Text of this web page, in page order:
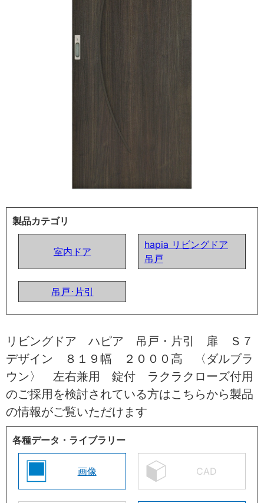
製品カテゴリ
室内ドア
hapia リビングドア
吊戸
吊戸･片引
リビングドア ハピア 吊戸・片引 扉 Ｓ７
デザイン ８１９幅 ２０００高 〈ダルブラ
ウン〉 左右兼用 錠付 ラクラクローズ付用
のご採用を検討されている方はこちらから製品
の情報がご覧いただけます
各種データ・ライブラリー
画像 CAD